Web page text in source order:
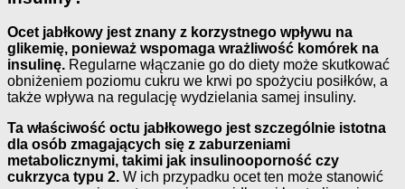
Ocet jabłkowy jest znany z korzystnego wpływu na
glikemię, ponieważ wspomaga wrażliwość komórek na
insulinę. Regularne włączanie go do diety może skutkować
obniżeniem poziomu cukru we krwi po spożyciu posiłków, a
także wpływa na regulację wydzielania samej insuliny.
Ta właściwość octu jabłkowego jest szczególnie istotna
dla osób zmagających się z zaburzeniami
metabolicznymi, takimi jak insulinooporność czy
cukrzyca typu 2. W ich przypadku ocet ten może stanowić